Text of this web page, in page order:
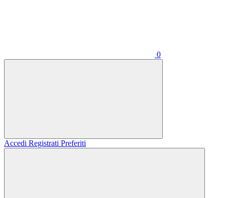
0
Accedi Registrati Preferiti